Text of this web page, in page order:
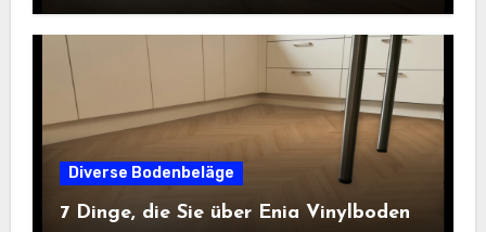
Diverse Bodenbeläge
7 Dinge, die Sie über Enia Vinylboden